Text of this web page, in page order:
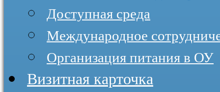
Доступная среда
Международное
Организация питания в ОУ
Визитная карточка